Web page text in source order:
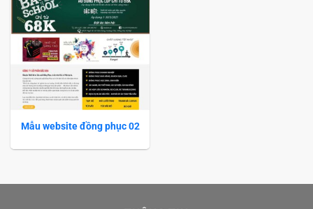
Mẫu website đồng phục 02